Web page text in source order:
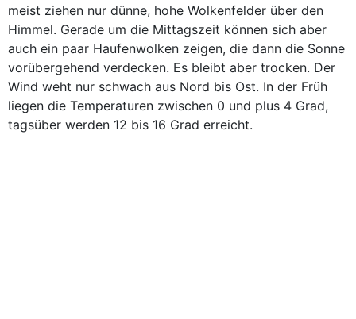
meist ziehen nur dünne, hohe Wolkenfelder über den
Himmel. Gerade um die Mittagszeit können sich aber
auch ein paar Haufenwolken zeigen, die dann die Sonne
vorübergehend verdecken. Es bleibt aber trocken. Der
Wind weht nur schwach aus Nord bis Ost. In der Früh
liegen die Temperaturen zwischen 0 und plus 4 Grad,
tagsüber werden 12 bis 16 Grad erreicht.